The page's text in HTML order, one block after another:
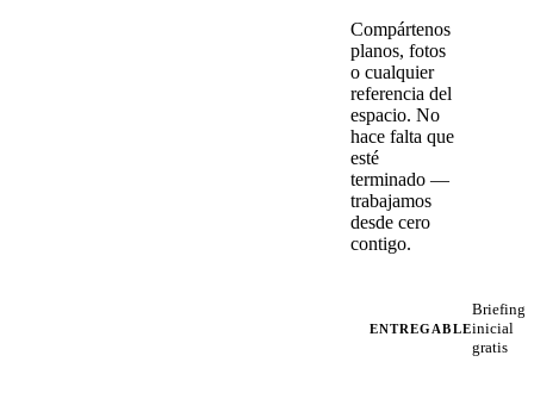
Compártenos
planos, fotos
o cualquier
referencia del
espacio. No
hace falta que
esté
terminado —
trabajamos
desde cero
contigo.
ENTREGABLE
Briefing
inicial
gratis